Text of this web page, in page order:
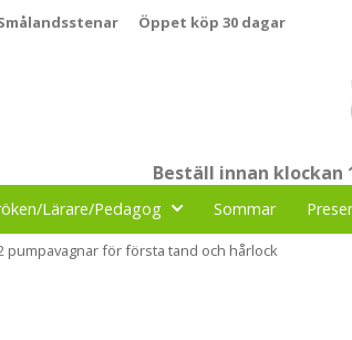
Öppet köp 30 dagar
Beställ innan klockan
Lärare/Pedagog Sommar
pumpavagnar för första tand och hårlock